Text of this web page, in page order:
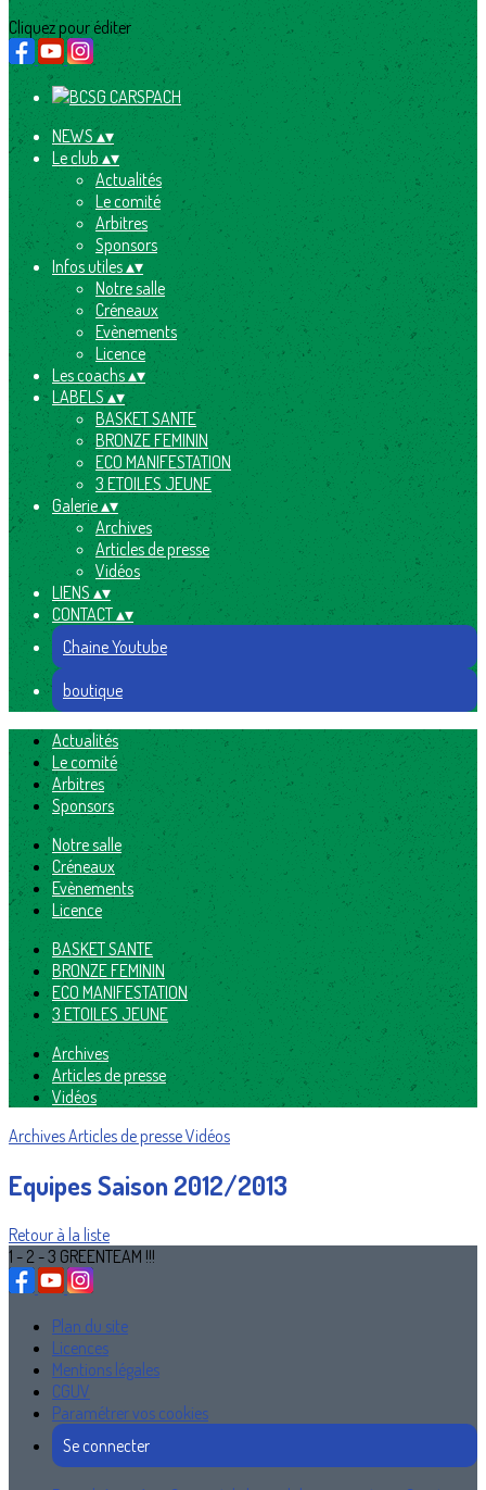
Cliquez pour éditer
NEWS▴▾
Le club▴▾
Actualités
Le comité
Arbitres
Sponsors
Infos utiles▴▾
Notre salle
Créneaux
Evènements
Licence
Les coachs▴▾
LABELS ▴▾
BASKET SANTE
BRONZE FEMININ
ECO MANIFESTATION
3 ETOILES JEUNE
Galerie▴▾
Archives
Articles de presse
Vidéos
LIENS▴▾
CONTACT▴▾
Chaine Youtube
boutique
Actualités
Le comité
Arbitres
Sponsors
Notre salle
Créneaux
Evènements
Licence
BASKET SANTE
BRONZE FEMININ
ECO MANIFESTATION
3 ETOILES JEUNE
Archives
Articles de presse
Vidéos
ArchivesArticles de presseVidéos
Equipes Saison 2012/2013
Retour à la liste
1 - 2 - 3 GREENTEAM !!!
Plan du site
Licences
Mentions légales
CGUV
Paramétrer vos cookies
Se connecter